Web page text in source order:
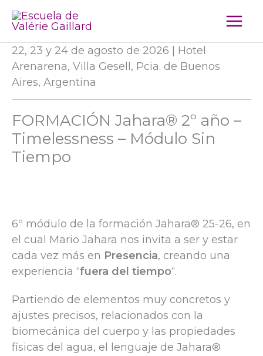
22, 23 y 24 de agosto de 2026 | Hotel
Arenarena, Villa Gesell, Pcia. de Buenos
Aires, Argentina
FORMACIÓN Jahara® 2º año –
Timelessness – Módulo Sin
Tiempo
6º módulo de la formación Jahara® 25-26, en
el cual Mario Jahara nos invita a ser y estar
cada vez más en Presencia, creando una
experiencia “fuera del tiempo“.
Partiendo de elementos muy concretos y
ajustes precisos, relacionados con la
biomecánica del cuerpo y las propiedades
físicas del agua, el lenguaje de Jahara®